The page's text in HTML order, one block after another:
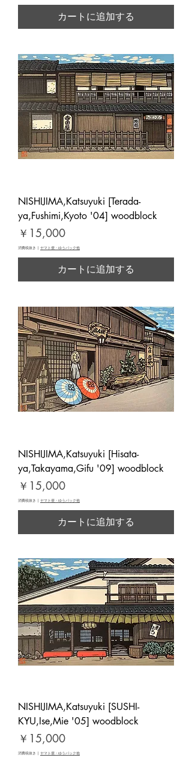
カートに追加する
NISHIJIMA,Katsuyuki [Terada-
ya,Fushimi,Kyoto '04] woodblock
価格
￥15,000
消費税抜き | ヤマト便・ゆうパック他
カートに追加する
NISHIJIMA,Katsuyuki [Hisata-
ya,Takayama,Gifu '09] woodblock
価格
￥15,000
消費税抜き | ヤマト便・ゆうパック他
カートに追加する
NISHIJIMA,Katsuyuki [SUSHI-
KYU,Ise,Mie '05] woodblock
価格
￥15,000
消費税抜き | ヤマト便・ゆうパック他